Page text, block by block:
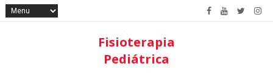
Fisioterapia
Pediátrica